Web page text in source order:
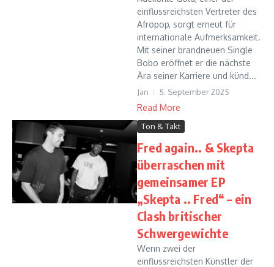
einflussreichsten Vertreter des
Afropop, sorgt erneut für
internationale Aufmerksamkeit.
Mit seiner brandneuen Single
Bobo eröffnet er die nächste
Ära seiner Karriere und künd...
Jan 5. September 2025
Read More
Ton & Takt
Fred again.. & Skepta
überraschen mit
gemeinsamer EP
„Skepta .. Fred“ – ein
Clash britischer
Schwergewichte
Wenn zwei der
einflussreichsten Künstler der